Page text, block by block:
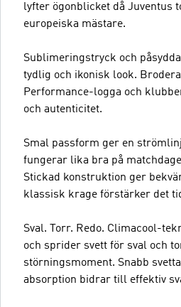
lyfter ögonblicket då Juventus
europeiska mästare.
Sublimeringstryck och
tydlig och ikonisk look.
Performance-logga och
och autenticitet.
Smal passform ger en
fungerar lika bra på
Stickad konstruktion ger
klassisk krage förstärker det
Sval. Torr. Redo. Climacool-
och sprider svett för sval och
störningsmoment. Snabb
absorption bidrar till effektiv